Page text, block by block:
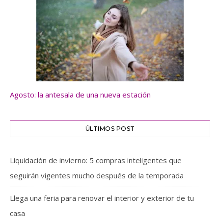
Agosto: la antesala de una nueva estación
ÚLTIMOS POST
Liquidación de invierno: 5 compras inteligentes que
seguirán vigentes mucho después de la temporada
Llega una feria para renovar el interior y exterior de tu
casa